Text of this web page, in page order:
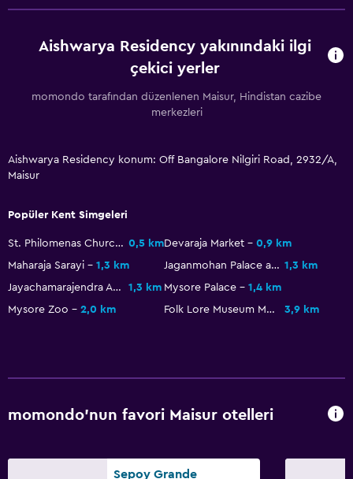
Asansör
Engelli otoparkı
Üst katlara asansörle erişilebilir
Restoranlar
Market alışverişi teslimatı
Konaklama birimlerine yiyecek servisi yapılabilir
Otomat (içecek)
Depo
Aishwarya Residency yakınındaki ilgi
çekici yerler
momondo tarafından düzenlenen Maisur, Hindistan cazibe
merkezleri
Aishwarya Residency konum: Off Bangalore Nilgiri Road, 2932/A,
Maisur
Popüler Kent Simgeleri
St. Philomenas Church 0,5 kmDevaraja Market
0,9 km
Maharaja Sarayi
1,3 km Jaganmohan Palace and Art Gallery 1,3 km
Jayachamarajendra Art Gallery
1,3 km Mysore Palace
1,4 km
Mysore Zoo
2,0 km Folk Lore Museum Mysore 3,9 km
momondo'nun favori Maisur otelleri
Sepoy Grande